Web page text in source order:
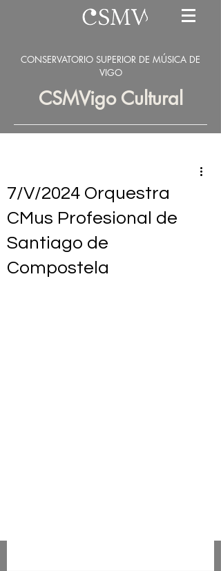
CONSERVATORIO SUPERIOR DE MÚSICA DE
VIGO
CSMVigo Cultural
7/V/2024 Orquestra
CMus Profesional de
Santiago de
Compostela